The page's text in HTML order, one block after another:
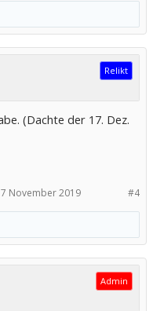
Relikt
(Dachte der 17. Dez.
#4
November 2019
Admin